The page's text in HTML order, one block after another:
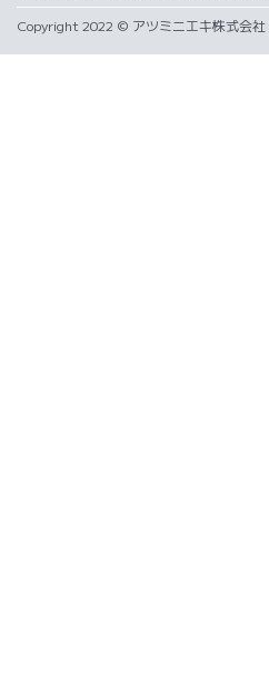
Copyright 2022 © アツミニエキ株式会社